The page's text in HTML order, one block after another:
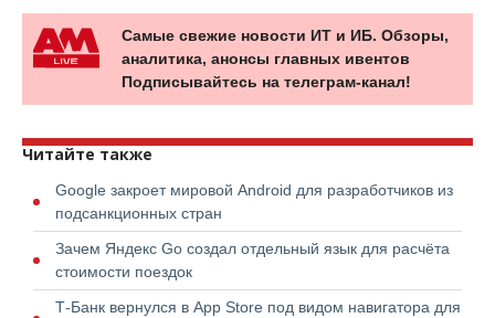
Самые свежие новости ИТ и ИБ. Обзоры,
аналитика, анонсы главных ивентов
Подписывайтесь на телеграм-канал!
Читайте также
Google закроет мировой Android для разработчиков из
подсанкционных стран
Зачем Яндекс Go создал отдельный язык для расчёта
стоимости поездок
Т-Банк вернулся в App Store под видом навигатора для